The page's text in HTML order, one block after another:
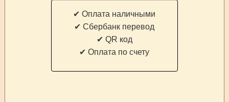
✔ Оплата наличными
✔ Cбербанк перевод
✔ QR код
✔ Оплата по счету